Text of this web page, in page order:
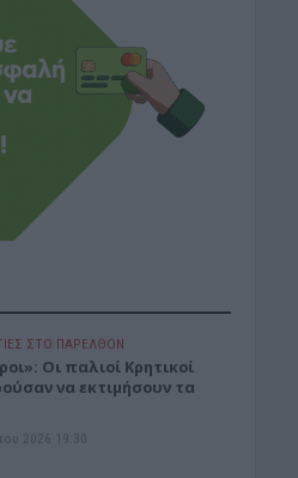
ΣΤΟ ΠΑΡΕΛΘΟΝ
Οι παλιοί Κρητικοί
να εκτιμήσουν τα
2026 19:30